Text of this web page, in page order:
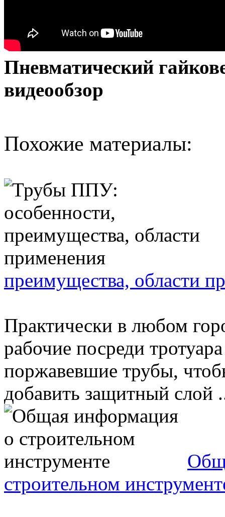
Пневматический
видеообзор
Похожие материалы:
преимущества, области
Практически в любом
рабочие посреди
поржавевшие трубы,
добавить защитный слой
строительном